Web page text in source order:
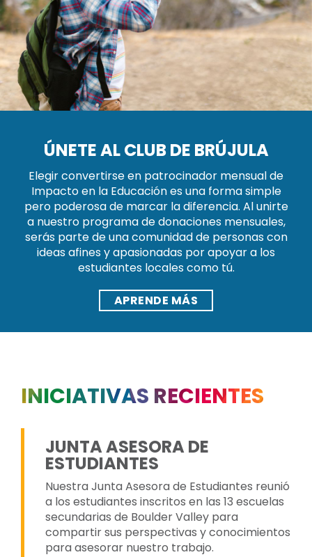
ÚNETE AL CLUB DE BRÚJULA
Elegir convertirse en patrocinador mensual de
Impacto en la Educación es una forma simple
pero poderosa de marcar la diferencia. Al unirte
a nuestro programa de donaciones mensuales,
serás parte de una comunidad de personas con
ideas afines y apasionadas por apoyar a los
estudiantes locales como tú.
APRENDE MÁS
INICIATIVAS RECIENTES
JUNTA ASESORA DE
ESTUDIANTES
Nuestra Junta Asesora de Estudiantes reunió
a los estudiantes inscritos en las 13 escuelas
secundarias de Boulder Valley para
compartir sus perspectivas y conocimientos
para asesorar nuestro trabajo.